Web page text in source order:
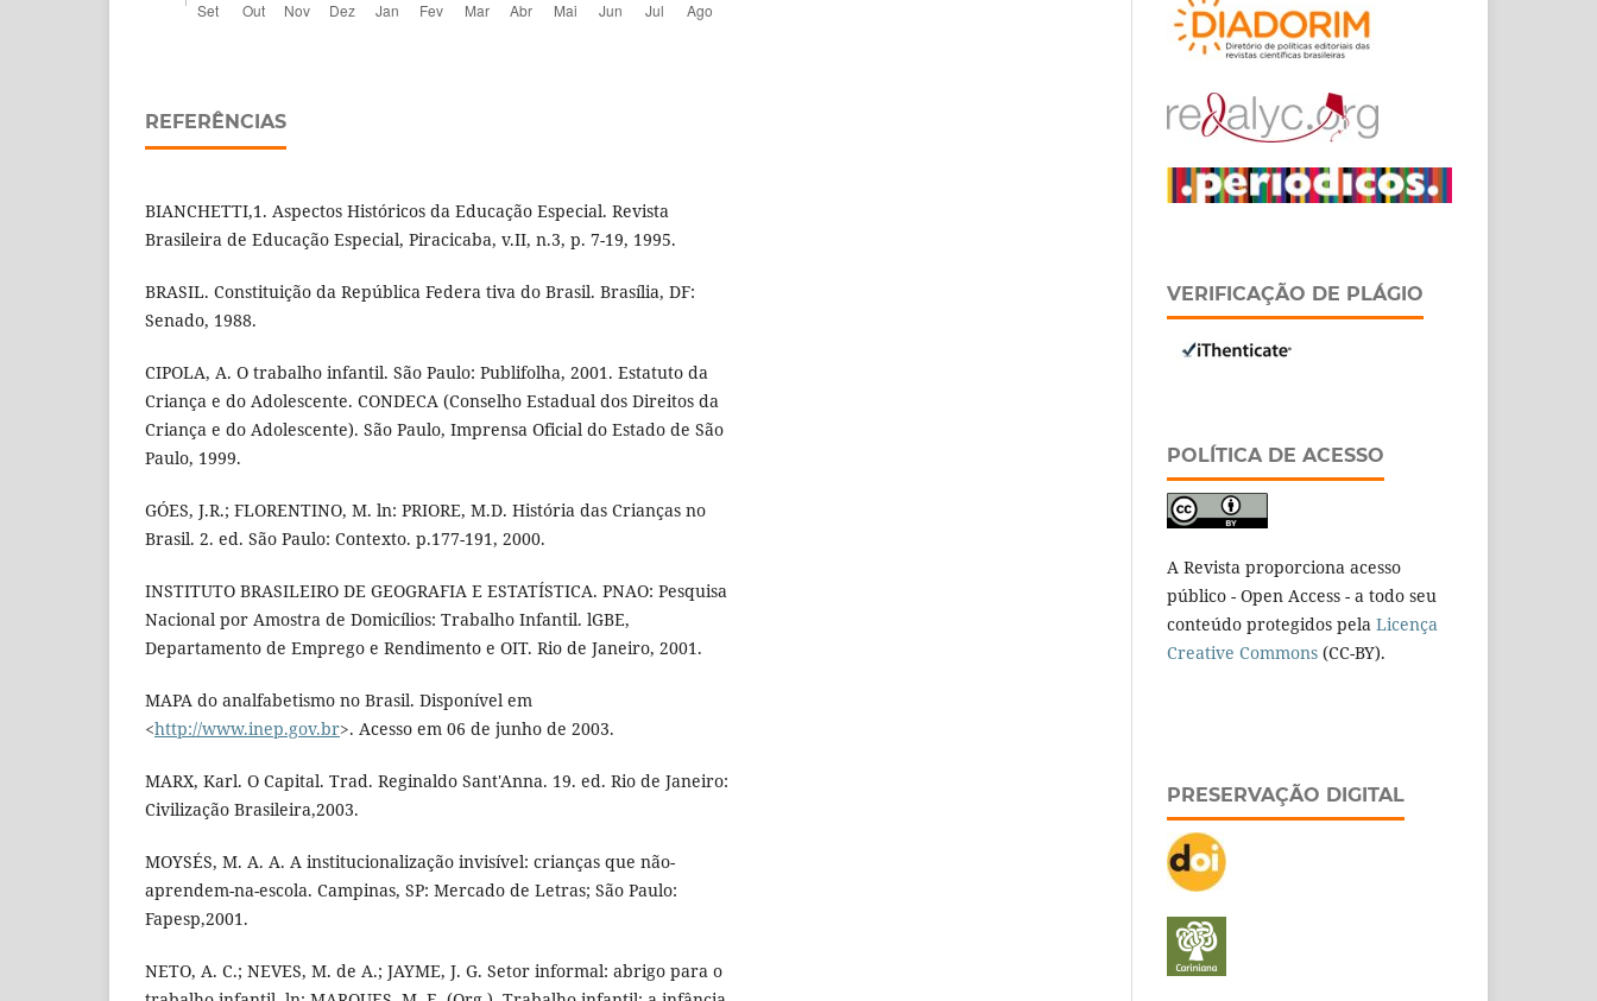
REFERÊNCIAS
BIANCHETTI,1. Aspectos Históricos da Educação Especial. Revista
Brasileira de Educação Especial, Piracicaba, v.II, n.3, p. 7-19, 1995.
BRASIL. Constituição da República Federa­ tiva do Brasil. Brasília, DF:
Senado, 1988.
CIPOLA, A. O trabalho infantil. São Paulo: Publifolha, 2001. Estatuto da
Criança e do Adolescente. CONDECA (Conselho Estadual dos Direitos da
Criança e do Adolescente). São Paulo, Imprensa Oficial do Estado de São
Paulo, 1999.
GÓES, J.R.; FLORENTINO, M. ln: PRIORE, M.D. História das Crianças no
Brasil. 2. ed. São Paulo: Contexto. p.177-191, 2000.
INSTITUTO BRASILEIRO DE GEOGRAFIA E ESTATÍSTICA. PNAO: Pesquisa
Nacional por Amostra de Domicílios: Trabalho Infantil. lGBE,
Departamento de Emprego e Rendimento e OIT. Rio de Janeiro, 2001.
MAPA do analfabetismo no Brasil. Disponível em
<http://www.inep.gov.br>. Acesso em 06 de junho de 2003.
MARX, Karl. O Capital. Trad. Reginaldo Sant'Anna. 19. ed. Rio de Janeiro:
Civilização Brasileira,2003.
MOYSÉS, M. A. A. A institucionalização invisível: crianças que não-
aprendem-na-escola. Campinas, SP: Mercado de Letras; São Paulo:
Fapesp,2001.
NETO, A. C.; NEVES, M. de A.; JAYME, J. G. Setor informal: abrigo para o
VERIFICAÇÃO DE PLÁGIO
POLÍTICA DE ACESSO
A Revista proporciona acesso
público - Open Access - a todo seu
conteúdo protegidos pela Licença
Creative Commons (CC-BY).
PRESERVAÇÃO DIGITAL